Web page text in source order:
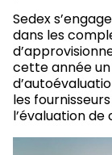
Sedex
dans les
cette année
les
l’évaluation